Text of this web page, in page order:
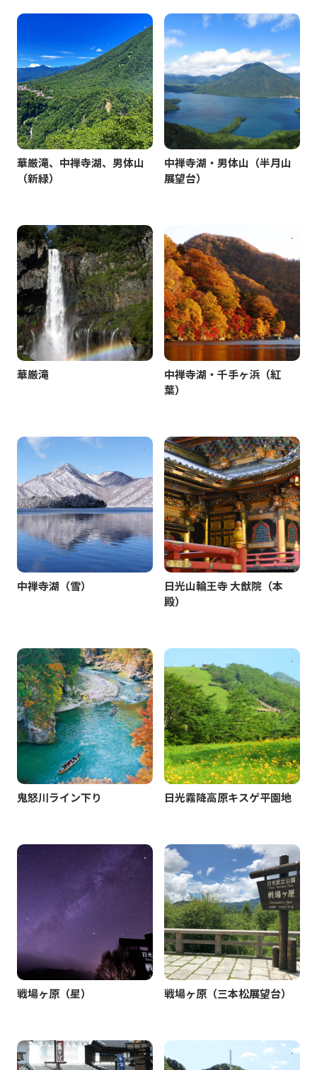
華厳滝、中禅寺湖、男体山
（新緑）
中禅寺湖・男体山（半月山
展望台）
華厳滝
中禅寺湖・千手ヶ浜（紅
葉）
中禅寺湖（雪）
日光山輪王寺 大猷院（本
殿）
鬼怒川ライン下り 日光霧降高原キスゲ平園地
戦場ヶ原（星） 戦場ヶ原（三本松展望台）